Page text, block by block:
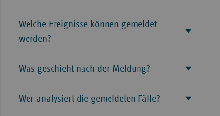
Welche Ereignisse können gemeldet
werden?
Was geschieht nach der Meldung?
Wer analysiert die gemeldeten Fälle?